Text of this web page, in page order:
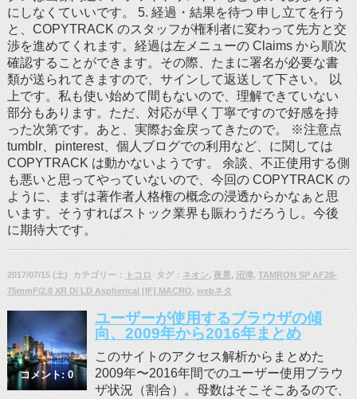
にしなくていいです。 5. 経過・結果を待つ 申し立てを行う
と、COPYTRACK のスタッフが権利者に変わって先方と交
渉を進めてくれます。経過は左メニューの Claims から順次
確認することができます。その際、たまに署名が必要な書
類が送られてきますので、サインして返送して下さい。 以
上です。私も使い始めて間もないので、理解できていない
部分もあります。ただ、対応が早く丁寧ですので好感を持
った次第です。あと、実際お金戻ってきたので。 ※注意点
tumblr、pinterest、個人ブログでの利用など、に関しては
COPYTRACK は動かないようです。 余談、不正使用する側
も悪いと思ってやっていないので、今回の COPYTRACK の
ように、まずは著作者人格権の概念の浸透からかなぁと思
います。そうすればストック業界も賑わうだろうし。今後
に期待大です。
2017/07/15 (土) カテゴリー： トコロ タグ： ネオン, 夜景, 沼津, TAMRON SP AF28-
75mmF/2.8 XR Di LD Aspherical [IF] MACRO, webネタ
コメント: 0
ユーザーが使用するブラウザの傾
向、2009年から2016年まとめ
このサイトのアクセス解析からまとめた
2009年〜2016年間でのユーザー使用ブラウ
ザ状況（割合）。母数はそこそこあるので、